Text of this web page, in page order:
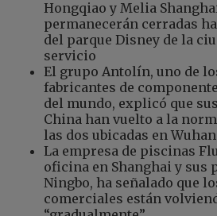
Hongqiao y Melia
permanecerán cerradas
del parque Disney de la
servicio
El grupo Antolín, uno de
fabricantes de
del mundo, explicó que
China han vuelto a la
las dos ubicadas en
La empresa de piscinas
oficina en Shanghai y sus
Ningbo, ha señalado que
comerciales están